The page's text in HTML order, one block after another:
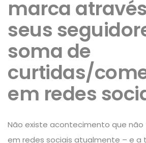
marca
seus
soma de
curtidas/
em redes
Não existe acontecimento que
em redes sociais atualmente – e a